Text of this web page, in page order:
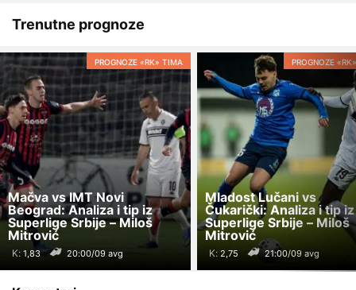
Trenutne prognoze
PROGNOZE «RK» TIMA
Mačva vs IMT Novi
Beograd: Analiza i tip iz
Superlige Srbije – Miloš
Mitrović
K: 20:00/09 avg
PROGNOZE
Mladost Lučani vs
Čukarički: Analiza i tip iz
Superlige Srbije – Miloš
Mitrović
K: 21:00/09 avg